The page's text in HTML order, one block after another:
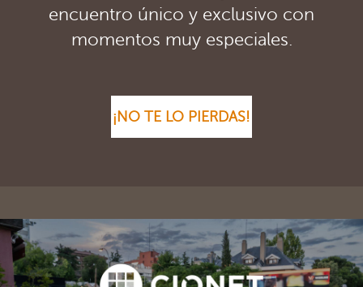
encuentro único y exclusivo con
momentos muy especiales.
¡NO TE LO PIERDAS!